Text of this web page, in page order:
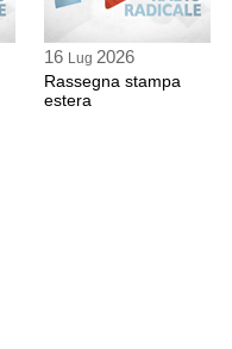
16 Lug 2026
Rassegna stampa
estera